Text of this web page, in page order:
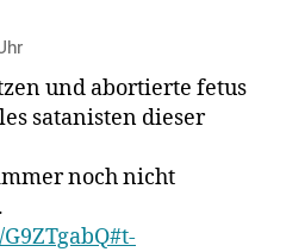
und abortierte fetus
satanisten dieser
noch nicht